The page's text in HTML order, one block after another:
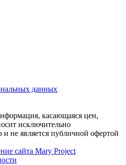
данных
касающаяся цен,
исключительно
не является публичной офертой
сайта Mary Project